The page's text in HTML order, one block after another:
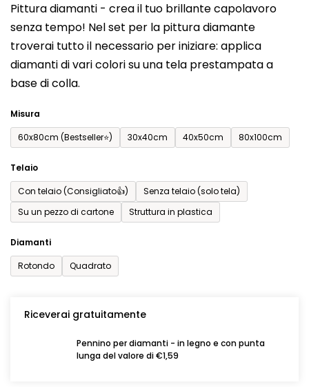
Pittura diamanti - crea il tuo brillante capolavoro
senza tempo! Nel set per la pittura diamante
troverai tutto il necessario per iniziare: applica
diamanti di vari colori su una tela prestampata a
base di colla.
Misura
60x80cm (Bestseller⭐)
30x40cm 40x50cm 80x100cm
Telaio
Con telaio (Consigliato👍)
Senza telaio (solo tela)
Su un pezzo di cartone
Struttura in plastica
Diamanti
Rotondo
Quadrato
Riceverai gratuitamente
Pennino per diamanti - in legno e con punta
lunga del valore di €1,59
prodotto
è
0,0
su
5